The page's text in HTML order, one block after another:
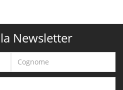
Newsletter